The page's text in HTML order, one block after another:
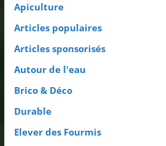
Apiculture
Articles populaires
Articles sponsorisés
Autour de l'eau
Brico & Déco
Durable
Elever des Fourmis